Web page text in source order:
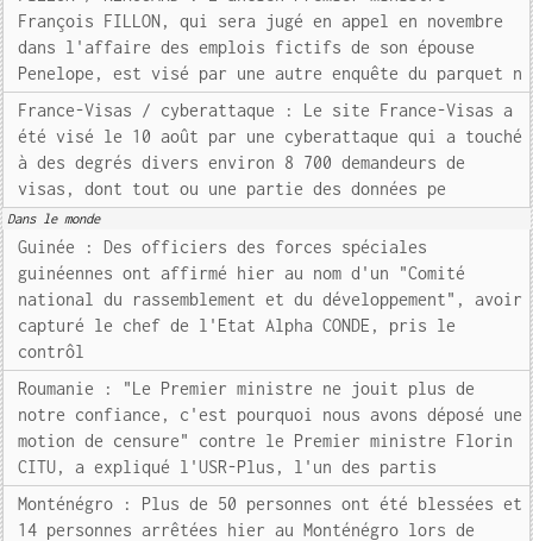
François FILLON, qui sera jugé en appel en novembre
dans l'affaire des emplois fictifs de son épouse
Penelope, est visé par une autre enquête du parquet n
France-Visas / cyberattaque : Le site France-Visas a
été visé le 10 août par une cyberattaque qui a touché
à des degrés divers environ 8 700 demandeurs de
visas, dont tout ou une partie des données pe
Dans le monde
Guinée : Des officiers des forces spéciales
guinéennes ont affirmé hier au nom d'un "Comité
national du rassemblement et du développement", avoir
capturé le chef de l'Etat Alpha CONDE, pris le
contrôl
Roumanie : "Le Premier ministre ne jouit plus de
notre confiance, c'est pourquoi nous avons déposé une
motion de censure" contre le Premier ministre Florin
CITU, a expliqué l'USR-Plus, l'un des partis
Monténégro : Plus de 50 personnes ont été blessées et
14 personnes arrêtées hier au Monténégro lors de